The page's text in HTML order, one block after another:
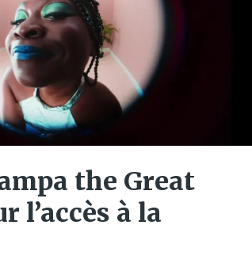
the Great
l’accès à la